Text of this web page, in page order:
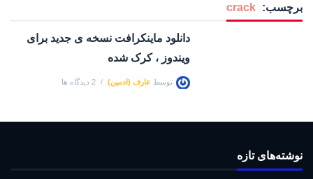
برچسب: crack
دانلود ماینکرافت نسخه ی جدید برای
ویندوز ، کرک شده
توسط عارف (ادمین) 2 دیدگاه ها
نوشته‌های تازه